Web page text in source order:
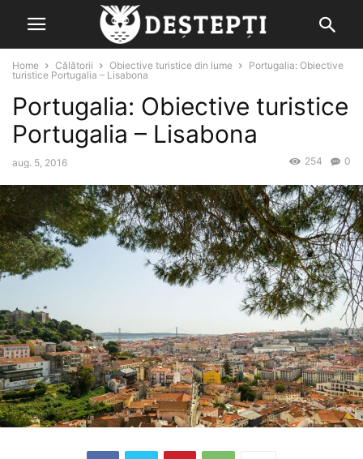
Home Călătorii Obiective turistice din lume
Portugalia: Obiective
turistice Portugalia – Lisabona
Portugalia: Obiective turistice
Portugalia – Lisabona
aug. 5, 2016 0
254